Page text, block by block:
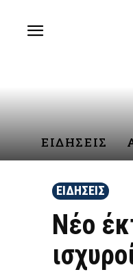
ΕΙΔΗΣΕΙΣ
ΕΙΔΗΣΕΙΣ
Νέο